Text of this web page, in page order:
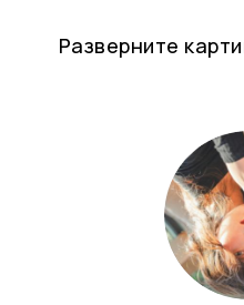
Разверните